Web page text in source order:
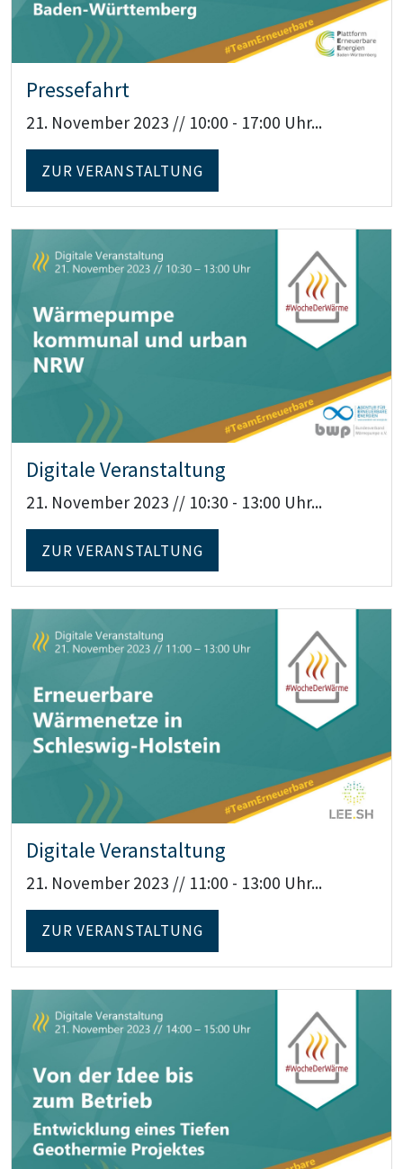
Pressefahrt
21. November 2023 // 10:00 - 17:00 Uhr...
ZUR VERANSTALTUNG
Teaser: Digitale Veranstaltung
Digitale Veranstaltung
21. November 2023 // 10:30 - 13:00 Uhr...
ZUR VERANSTALTUNG
Teaser: Digitale Veranstaltung
Digitale Veranstaltung
21. November 2023 // 11:00 - 13:00 Uhr...
ZUR VERANSTALTUNG
Teaser: Digitale Veranstaltung